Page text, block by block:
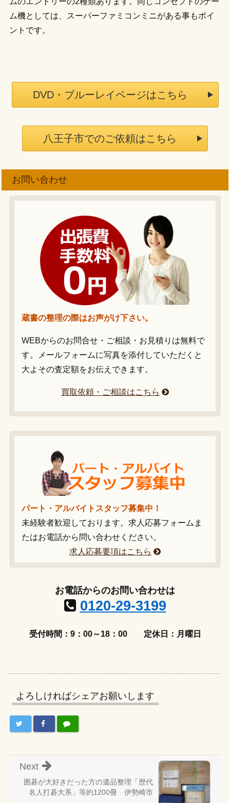
ム機としては、スーパーファミコンミニがある事もポイ
ントです。
DVD・ブルーレイページはこちら
八王子市でのご依頼はこちら
お問い合わせ
蔵書の整理の際はお声がけ下さい。
WEBからのお問合せ・ご相談・お見積りは無料で
す。メールフォームに写真を添付していただくと
大よその査定額をお伝えできます。
買取依頼・ご相談はこちら
パート・アルバイトスタッフ募集中！
未経験者歓迎しております。求人応募フォームま
たはお電話から問い合わせください。
求人応募要項はこちら
お電話からのお問い合わせは
0120-29-3199
受付時間：9：00～18：00 定休日：月曜日
よろしければシェアお願いします
囲碁が大好きだった方の遺品整理「歴代
名人打碁大系」等約1200冊 伊勢崎市
Next